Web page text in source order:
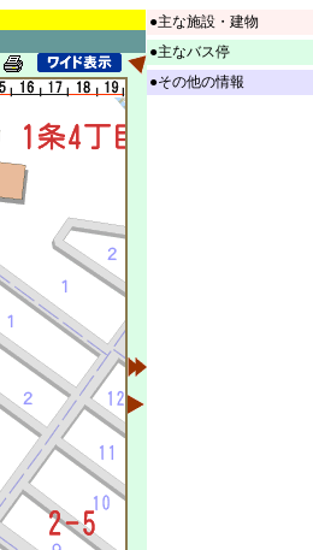
●主な施設・建物
●主なバス停
●その他の情報